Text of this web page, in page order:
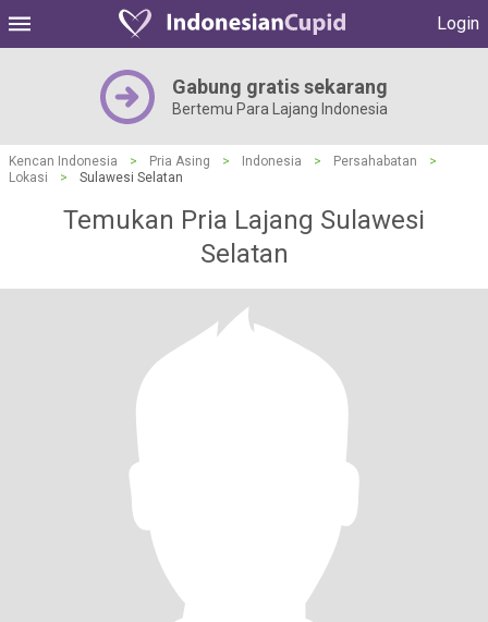
Login
Gabung gratis sekarang
Bertemu Para Lajang Indonesia
Kencan Indonesia > Pria Asing > Indonesia > Persahabatan
>
Lokasi
> Sulawesi Selatan
Temukan Pria Lajang Sulawesi
Selatan